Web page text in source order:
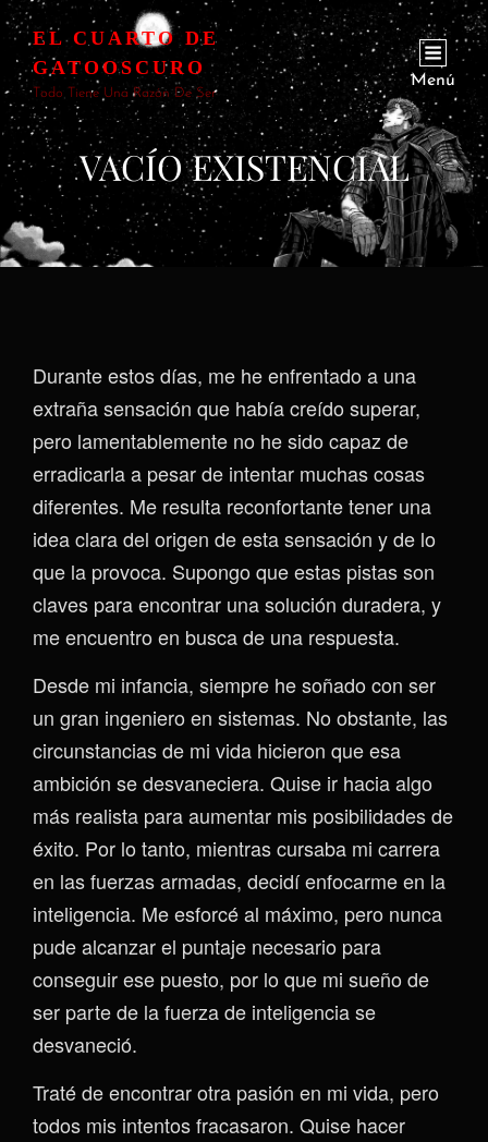
EL CUARTO DE
GATOOSCURO
Todo Tiene Una Razón De Ser
Menú
VACÍO EXISTENCIAL
Durante estos días, me he enfrentado a una
extraña sensación que había creído superar,
pero lamentablemente no he sido capaz de
erradicarla a pesar de intentar muchas cosas
diferentes. Me resulta reconfortante tener una
idea clara del origen de esta sensación y de lo
que la provoca. Supongo que estas pistas son
claves para encontrar una solución duradera, y
me encuentro en busca de una respuesta.
Desde mi infancia, siempre he soñado con ser
un gran ingeniero en sistemas. No obstante, las
circunstancias de mi vida hicieron que esa
ambición se desvaneciera. Quise ir hacia algo
más realista para aumentar mis posibilidades de
éxito. Por lo tanto, mientras cursaba mi carrera
en las fuerzas armadas, decidí enfocarme en la
inteligencia. Me esforcé al máximo, pero nunca
pude alcanzar el puntaje necesario para
conseguir ese puesto, por lo que mi sueño de
ser parte de la fuerza de inteligencia se
desvaneció.
Traté de encontrar otra pasión en mi vida, pero
todos mis intentos fracasaron. Quise hacer